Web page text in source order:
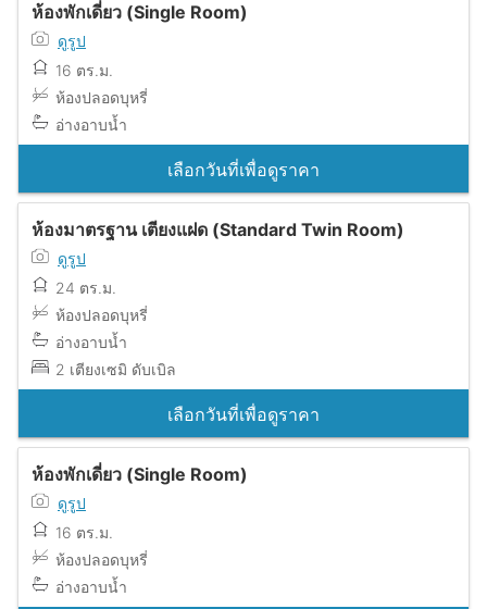
ห้องพักเดี่ยว (Single Room)
ดูรูป
16 ตร.ม.
ห้องปลอดบุหรี่
อ่างอาบน้ำ
เลือกวันที่เพื่อดูราคา
ห้องมาตรฐาน เตียงแฝด (Standard Twin Room)
ดูรูป
24 ตร.ม.
ห้องปลอดบุหรี่
อ่างอาบน้ำ
2 เตียงเซมิ ดับเบิล
เลือกวันที่เพื่อดูราคา
ห้องพักเดี่ยว (Single Room)
ดูรูป
16 ตร.ม.
ห้องปลอดบุหรี่
อ่างอาบน้ำ